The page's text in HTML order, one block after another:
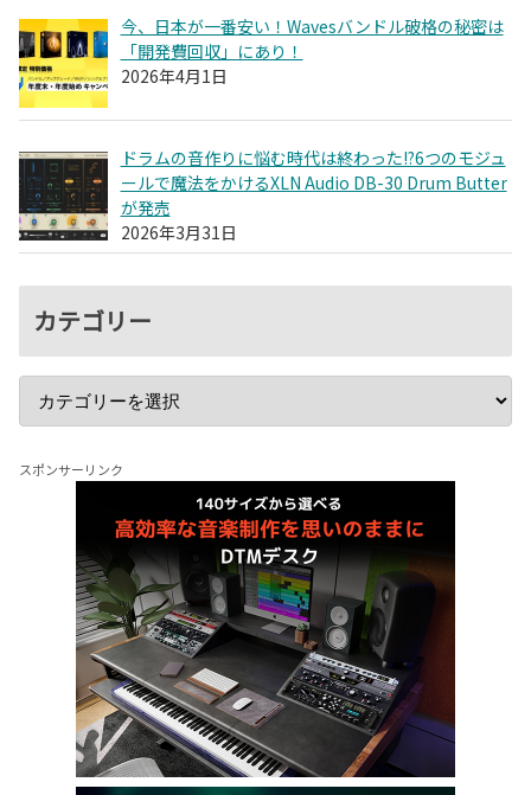
今、日本が一番安い！Wavesバンドル破格の秘密は
「開発費回収」にあり！
2026年4月1日
ドラムの音作りに悩む時代は終わった!?6つのモジュ
ールで魔法をかけるXLN Audio DB-30 Drum Butter
が発売
2026年3月31日
カテゴリー
スポンサーリンク